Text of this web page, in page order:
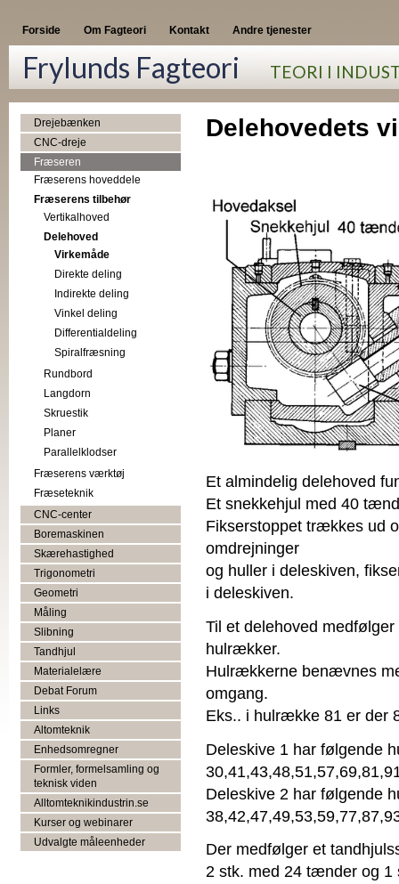
Forside Om Fagteori Kontakt Andre tjenester
Frylunds Fagteori TEORI I
Drejebænken
CNC-dreje
Fræseren
Fræserens hoveddele
Fræserens tilbehør
Vertikalhoved
Delehoved
Virkemåde
Direkte deling
Indirekte deling
Vinkel deling
Differentialdeling
Spiralfræsning
Rundbord
Langdorn
Skruestik
Planer
Parallelklodser
Fræserens værktøj
Fræseteknik
CNC-center
Boremaskinen
Skærehastighed
Trigonometri
Geometri
Måling
Slibning
Tandhjul
Materialelære
Debat Forum
Links
Altomteknik
Enhedsomregner
Formler, formelsamling og
teknisk viden
Alltomteknikindustrin.se
Kurser og webinarer
Udvalgte måleenheder
Delehovedets
Et almindelig delehoved
Et snekkehjul med 40
Fikserstoppet trækkes ud
omdrejninger
og huller i deleskiven,
i deleskiven.
Til et delehoved
hulrækker.
Hulrækkerne benævnes
omgang.
Eks.. i hulrække 81 er der
Deleskive 1 har følgende
Deleskive 2 har følgende
Der medfølger et
2 stk. med 24 tænder og 1